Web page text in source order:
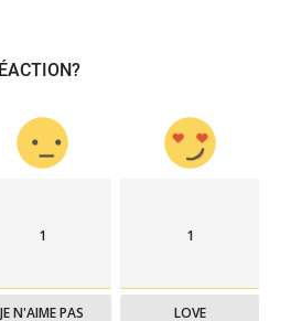
1
JE N'AIME PAS
1
LOVE